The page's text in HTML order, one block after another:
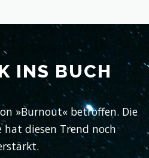
INS BUCH
»Burnout« betroffen. Die
hat diesen Trend noch